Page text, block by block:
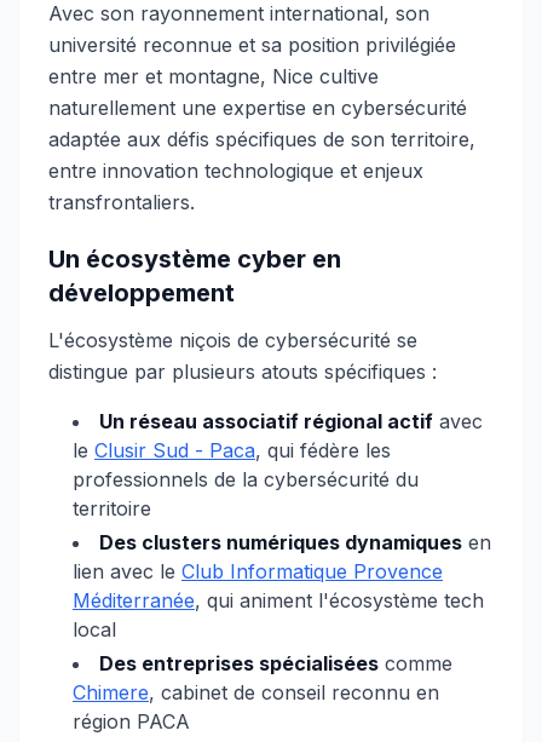
Avec son rayonnement international, son
université reconnue et sa position privilégiée
entre mer et montagne, Nice cultive
naturellement une expertise en cybersécurité
adaptée aux défis spécifiques de son territoire,
entre innovation technologique et enjeux
transfrontaliers.
Un écosystème cyber en
développement
L'écosystème niçois de cybersécurité se
distingue par plusieurs atouts spécifiques :
Un réseau associatif régional actif avec
le Clusir Sud - Paca, qui fédère les
professionnels de la cybersécurité du
territoire
Des clusters numériques dynamiques en
lien avec le Club Informatique Provence
Méditerranée, qui animent l'écosystème tech
local
Des entreprises spécialisées comme
Chimere, cabinet de conseil reconnu en
région PACA